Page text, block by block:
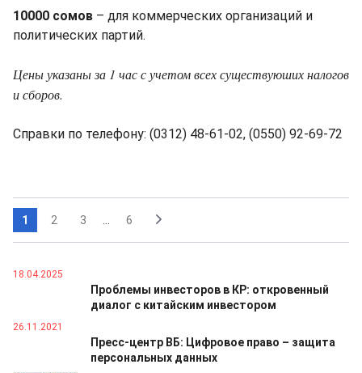
10000 сомов – для коммерческих организаций и
политических партий.
Цены указаны за 1 час с учетом всех существуюших налогов
и сборов.
Справки по телефону: (0312) 48-61-02, (0550) 92-69-72
1 2 3 6
18.04.2025
Проблемы инвесторов в КР: откровенный
диалог с китайским инвестором
26.11.2021
Пресс-центр ВБ: Цифровое право – защита
персональных данных